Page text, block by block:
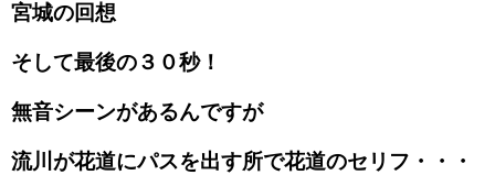
宮城の回想
そして最後の３０秒！
無音シーンがあるんですが
流川が花道にパスを出す所で花道のセリフ・・・